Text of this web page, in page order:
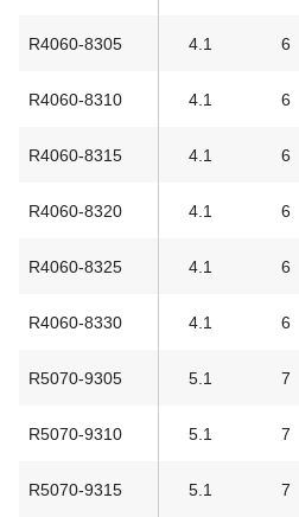
R4060-8305 4.1 6
R4060-8310 4.1 6
R4060-8315 4.1 6
R4060-8320 4.1 6
R4060-8325 4.1 6
R4060-8330 4.1 6
R5070-9305 5.1 7
R5070-9310 5.1 7
R5070-9315 5.1 7